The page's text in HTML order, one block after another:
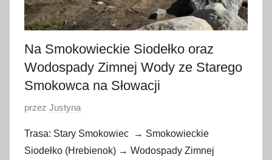
7
Na Smokowieckie Siodełko oraz
Wodospady Zimnej Wody ze Starego
Smokowca na Słowacji
O
u
b
przez Justyna
Trasa: Stary Smokowiec → Smokowieckie
Siodełko (Hrebienok) → Wodospady Zimnej